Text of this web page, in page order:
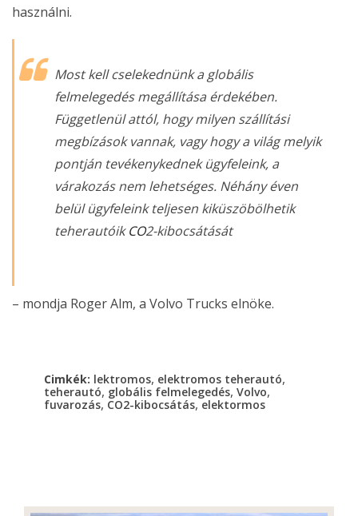
használni.
Most kell cselekednünk a globális
felmelegedés megállítása érdekében.
Függetlenül attól, hogy milyen szállítási
megbízások vannak, vagy hogy a világ melyik
pontján tevékenykednek ügyfeleink, a
várakozás nem lehetséges. Néhány éven
belül ügyfeleink teljesen kiküszöbölhetik
teherautóikCO2-kibocsátását
– mondja Roger Alm, a Volvo Trucks elnöke.
Cimkék: lektromos, elektromos teherautó,
teherautó, globális felmelegedés, Volvo,
fuvarozás, CO2-kibocsátás,elektormos